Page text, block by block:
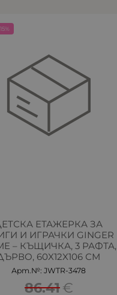
ЕТАЖЕРКА ЗА
И ИГРАЧКИ GINGER
– КЪЩИЧКА, 3 РАФТА,
60X12X106 СМ
Арт.№: JWTR-3478
86.41€